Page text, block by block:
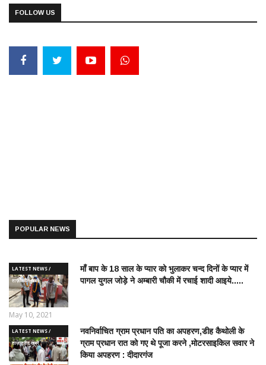
FOLLOW US
POPULAR NEWS
LATEST NEWS /
ताज़ातरीन खबरें
माँ बाप के 18 साल के प्यार को भुलाकर चन्द दिनों के प्यार में
पागल युगल जोड़े ने अम्बारी चौकी में रचाई शादी आइये.....
May 10, 2021
LATEST NEWS /
ताज़ातरीन खबरें
नवनिर्वाचित ग्राम प्रधान पति का अपहरण,डीह कैथोली के
ग्राम प्रधान रात को गए थे पूजा करने ,मोटरसाइकिल सवार ने
किया अपहरण : दीदारगंज